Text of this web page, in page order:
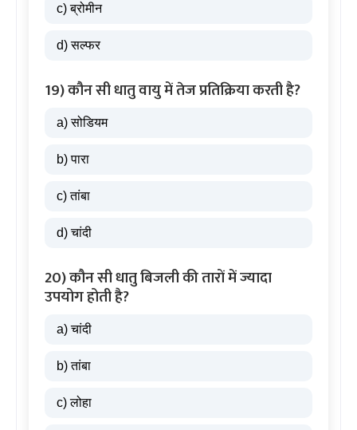
c) ब्रोमीन
d) सल्फर
19) कौन सी धातु वायु में तेज प्रतिक्रिया करती है?
a) सोडियम
b) पारा
c) तांबा
d) चांदी
20) कौन सी धातु बिजली की तारों में ज्यादा
उपयोग होती है?
a) चांदी
b) तांबा
c) लोहा